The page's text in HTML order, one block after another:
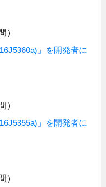
）
」を開発者に
）
」を開発者に
）